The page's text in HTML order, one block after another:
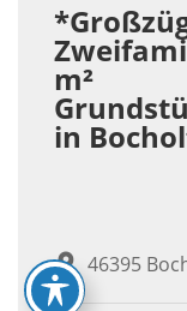
m²
in
46395